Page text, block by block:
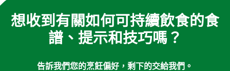
想收到有關如何可持續飲食的食
譜、提示和技巧嗎？
告訴我們您的烹飪偏好，剩下的交給我們。